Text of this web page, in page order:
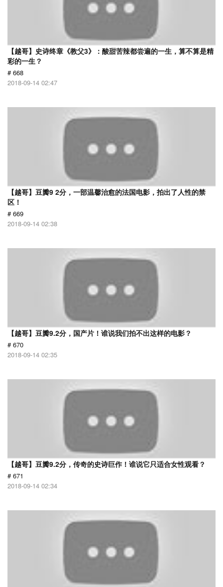
【越哥】史诗终章《教父3》：酸甜苦辣都尝遍的一生，算不算是精
彩的一生？
# 668
2018-09-14 02:47
【越哥】豆瓣9 2分，一部温馨治愈的法国电影，拍出了人性的禁
区！
# 669
2018-09-14 02:38
【越哥】豆瓣9.2分，国产片！谁说我们拍不出这样的电影？
# 670
2018-09-14 02:35
【越哥】豆瓣9.2分，传奇的史诗巨作！谁说它只适合女性观看？
# 671
2018-09-14 02:34